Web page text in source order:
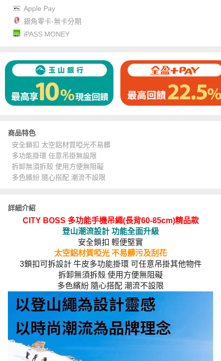
Apple Pay
銀角零卡-無卡分期
iPASS MONEY
商品特色
安全鎖扣 太空鋁材質啞光不易髒
多功能掛環 任意吊掛無設限
拆卸無須拆殼 使用方便無阻礙
多色繽紛 隨心搭配 潮流不設限
詳細介紹
CITY BOSS 多功能手機吊繩(長背60-85cm)精品款
登山潮流設計 功能全面升級
安全鎖扣 輕便堅實
太空鋁材質啞光 不易髒污及刮花
3鎖扣可拆設計 牛皮多功能掛環 可任意吊掛其他物件
拆卸無須拆殼 使用方便無阻礙
多色繽紛 隨心搭配 潮流不設限